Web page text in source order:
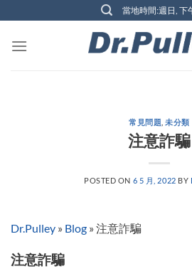
content
當地時間:週日, 下
常見問題 ,未分類
注意詐騙
POSTED ON 6 5 月, 2022 BY
Dr.Pulley » Blog »注意詐騙
注意詐騙